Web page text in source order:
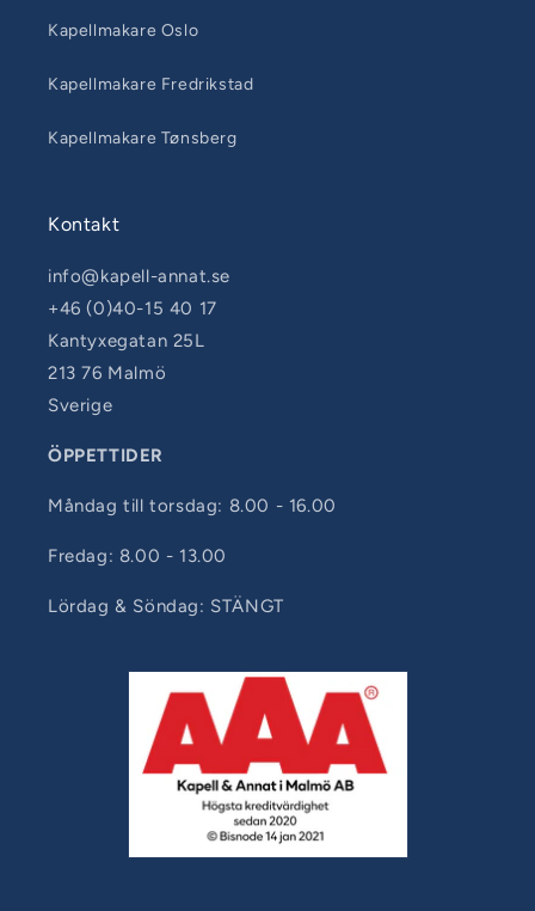
Kapellmakare Oslo
Kapellmakare Fredrikstad
Kapellmakare Tønsberg
Kontakt
info@kapell-annat.se
+46 (0)40-15 40 17
Kantyxegatan 25L
213 76 Malmö
Sverige
ÖPPETTIDER
Måndag till torsdag: 8.00 - 16.00
Fredag: 8.00 - 13.00
Lördag & Söndag: STÄNGT